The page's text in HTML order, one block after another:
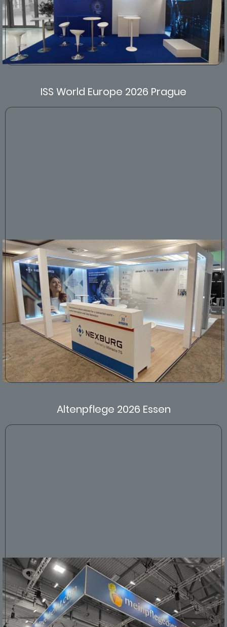
ISS World Europe 2026 Prague
Altenpflege 2026 Essen